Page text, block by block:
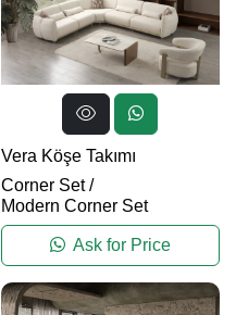
Vera Köşe Takımı
Corner Set/
Modern Corner Set
Ask for Price